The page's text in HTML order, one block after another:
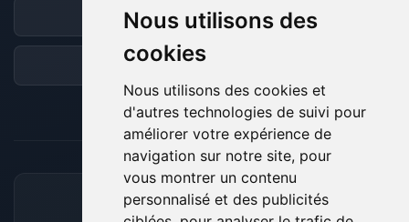
Nous utilisons des
cookies
Nous utilisons des cookies et
d'autres technologies de suivi pour
améliorer votre expérience de
navigation sur notre site, pour
vous montrer un contenu
personnalisé et des publicités
Discord
Forum
MOYENS DE PAIEMENT ACCEPTÉS